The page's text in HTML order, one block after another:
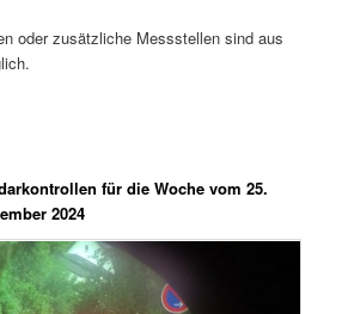
oder zusätzliche Messstellen sind aus
für die Woche vom 25.
2024